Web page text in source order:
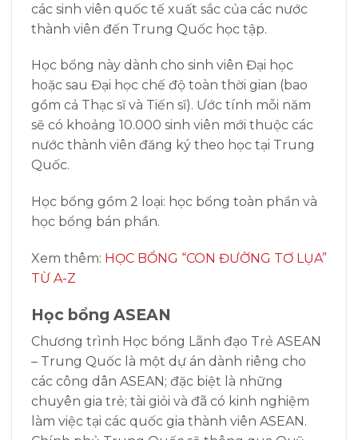
các sinh viên quốc tế xuất sắc của các nước
thành viên đến Trung Quốc học tập.
Học bổng này dành cho sinh viên Đại học
hoặc sau Đại học chế độ toàn thời gian (bao
gồm cả Thạc sĩ và Tiến sĩ). Ước tính mỗi năm
sẽ có khoảng 10.000 sinh viên mới thuộc các
nước thành viên đăng ký theo học tại Trung
Quốc.
Học bổng gồm 2 loại: học bổng toàn phần và
học bổng bán phần.
Xem thêm: HỌC BỔNG “CON ĐƯỜNG TƠ LỤA”
TỪ A-Z
Học bổng ASEAN
Chương trình Học bổng Lãnh đạo Trẻ ASEAN
– Trung Quốc là một dự án dành riêng cho
các công dân ASEAN; đặc biệt là những
chuyên gia trẻ; tài giỏi và đã có kinh nghiệm
làm việc tại các quốc gia thành viên ASEAN.